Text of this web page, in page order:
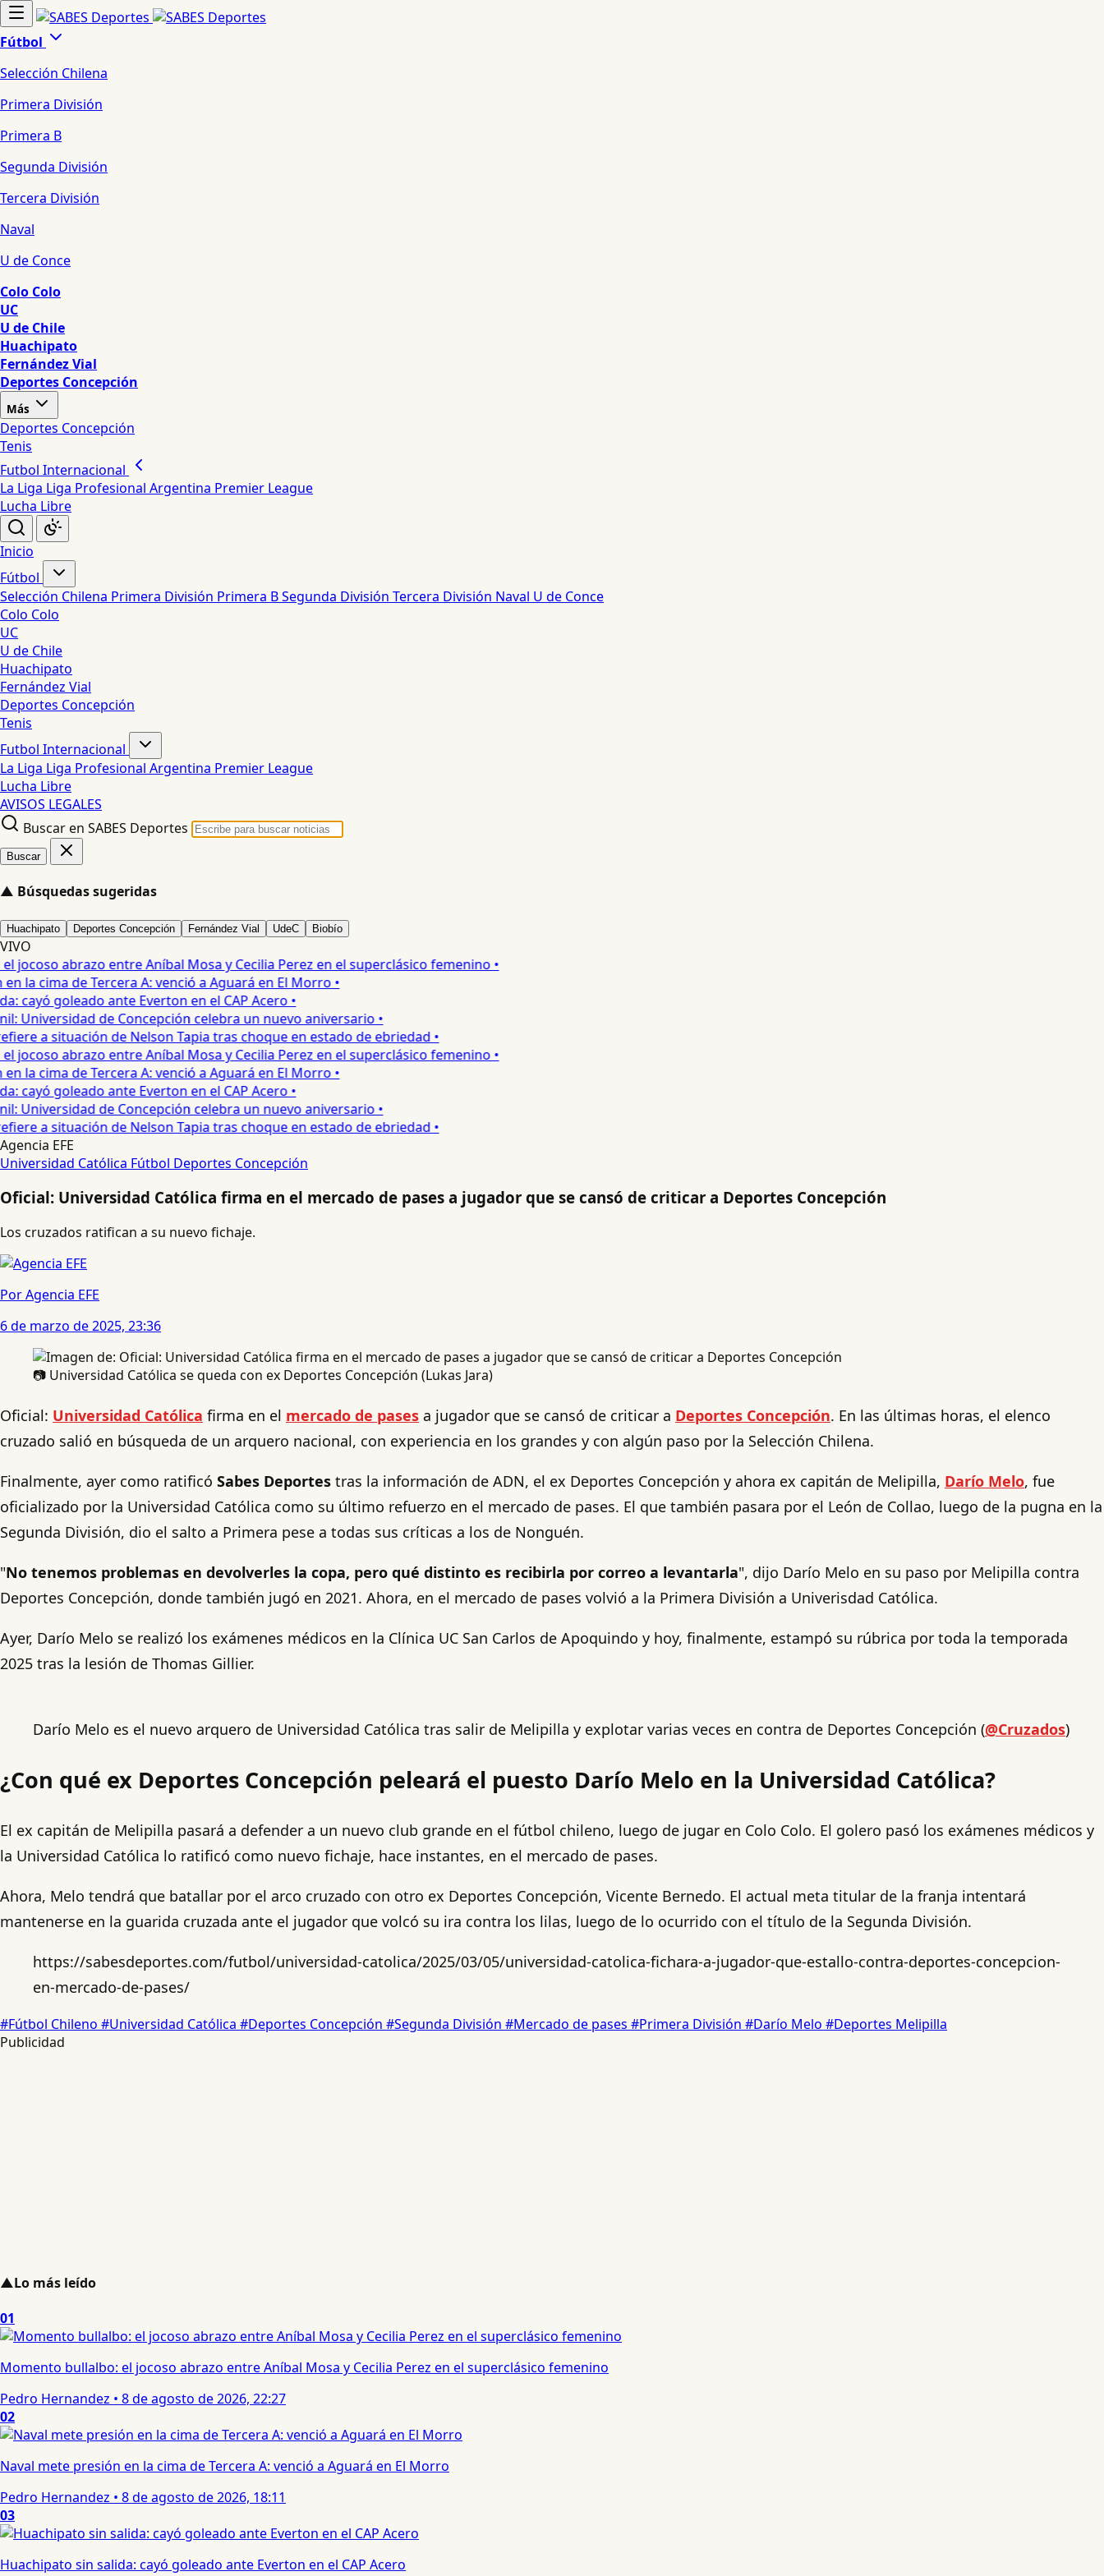
Fútbol
Selección Chilena
Primera División
Primera B
Segunda División
Tercera División
Naval
U de Conce
Colo Colo
UC
U de Chile
Huachipato
Fernández Vial
Deportes Concepción
Más
Deportes Concepción
Tenis
Futbol Internacional
La Liga Liga Profesional Argentina Premier League
Lucha Libre
Inicio
Fútbol
Selección Chilena Primera División Primera BSegunda División Tercera División Naval U de Conce
Colo Colo
UC
U de Chile
Huachipato
Fernández Vial
Deportes Concepción
Tenis
Futbol Internacional
La Liga Liga Profesional Argentina Premier League
Lucha Libre
AVISOS LEGALES
Buscar en SABES Deportes
Buscar
▲ Búsquedas sugeridas
Huachipato Deportes Concepción Fernández Vial UdeC Biobío
VIVO
abrazo entre Aníbal Mosa y Cecilia Perez en el superclásico femenino •
la cima de Tercera A: venció a Aguará en El Morro •
goleado ante Everton en el CAP Acero •
Universidad de Concepción celebra un nuevo aniversario •
a situación de Nelson Tapia tras choque en estado de ebriedad •
abrazo entre Aníbal Mosa y Cecilia Perez en el superclásico femenino •
la cima de Tercera A: venció a Aguará en El Morro •
goleado ante Everton en el CAP Acero •
Universidad de Concepción celebra un nuevo aniversario •
a situación de Nelson Tapia tras choque en estado de ebriedad •
Agencia EFE
Universidad Católica Fútbol Deportes Concepción
Oficial: Universidad Católica firma en el mercado de pases a jugador que se cansó de criticar a Deportes Concepción
Los cruzados ratifican a su nuevo fichaje.
Por Agencia EFE
6 de marzo de 2025, 23:36
📷 Universidad Católica se queda con ex Deportes Concepción (Lukas Jara)
Oficial: Universidad Católica firma en el mercado de pases a jugador que se cansó de criticar a Deportes Concepción. En las últimas horas, el elenco
cruzado salió en búsqueda de un arquero nacional, con experiencia en los grandes y con algún paso por la Selección Chilena.
Finalmente, ayer como ratificó Sabes Deportes tras la información de ADN, el ex Deportes Concepción y ahora ex capitán de Melipilla, Darío Melo, fue
oficializado por la Universidad Católica como su último refuerzo en el mercado de pases. El que también pasara por el León de Collao, luego de la pugna en la
Segunda División, dio el salto a Primera pese a todas sus críticas a los de Nonguén.
"No tenemos problemas en devolverles la copa, pero qué distinto es recibirla por correo a levantarla", dijo Darío Melo en su paso por Melipilla contra
Deportes Concepción, donde también jugó en 2021. Ahora, en el mercado de pases volvió a la Primera División a Univerisdad Católica.
Ayer, Darío Melo se realizó los exámenes médicos en la Clínica UC San Carlos de Apoquindo y hoy, finalmente, estampó su rúbrica por toda la temporada
2025 tras la lesión de Thomas Gillier.
Darío Melo es el nuevo arquero de Universidad Católica tras salir de Melipilla y explotar varias veces en contra de Deportes Concepción (@Cruzados)
¿Con qué ex Deportes Concepción peleará el puesto Darío Melo en la Universidad Católica?
El ex capitán de Melipilla pasará a defender a un nuevo club grande en el fútbol chileno, luego de jugar en Colo Colo. El golero pasó los exámenes médicos y
la Universidad Católica lo ratificó como nuevo fichaje, hace instantes, en el mercado de pases.
Ahora, Melo tendrá que batallar por el arco cruzado con otro ex Deportes Concepción, Vicente Bernedo. El actual meta titular de la franja intentará
mantenerse en la guarida cruzada ante el jugador que volcó su ira contra los lilas, luego de lo ocurrido con el título de la Segunda División.
https://sabesdeportes.com/futbol/universidad-catolica/2025/03/05/universidad-catolica-fichara-a-jugador-que-estallo-contra-deportes-concepcion-
en-mercado-de-pases/
#Fútbol Chileno #Universidad Católica #Deportes Concepción #Segunda División #Mercado de pases #Primera División #Darío Melo #Deportes Melipilla
Publicidad
▲Lo más leído
01
Momento bullalbo: el jocoso abrazo entre Aníbal Mosa y Cecilia Perez en el superclásico femenino
Pedro Hernandez • 8 de agosto de 2026, 22:27
02
Naval mete presión en la cima de Tercera A: venció a Aguará en El Morro
Pedro Hernandez • 8 de agosto de 2026, 18:11
03
Huachipato sin salida: cayó goleado ante Everton en el CAP Acero